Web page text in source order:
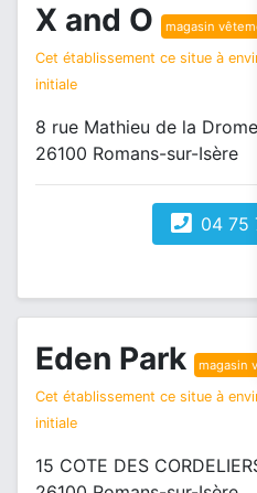
X and O magasin
Cet établissement ce situe à
initiale
8 rue Mathieu de la Drome
26100 Romans-sur-Isère
04 75
Eden Park magasin
Cet établissement ce situe à
initiale
15 COTE DES